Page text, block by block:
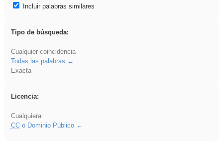
Incluir palabras similares
Tipo de búsqueda:
Cualquier coincidencia
Todas las palabras
Exacta
Licencia:
Cualquiera
CCo Dominio Público